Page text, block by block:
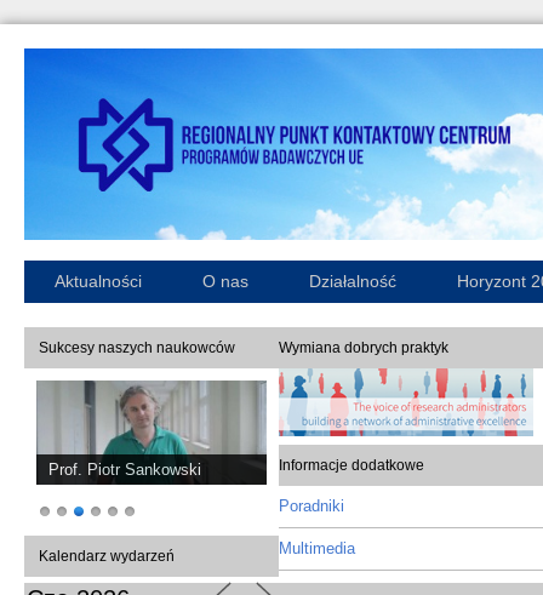
Aktualności O nas Działalność Horyzont
Sukcesy naszych naukowców
Prof. Piotr Sankowski
Kalendarz wydarzeń
Wymiana dobrych praktyk
Informacje dodatkowe
Poradniki
Multimedia